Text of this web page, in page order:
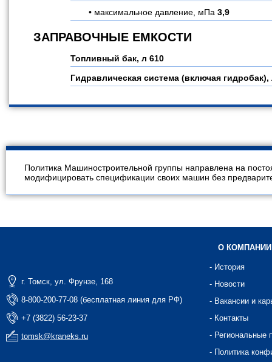
максимальное давление, мПа 3,9
ЗАПРАВОЧНЫЕ ЕМКОСТИ
Топливный бак, л 610
Гидравлическая система (включая
Политика Машиностроительной группы направлена на
модифицировать спецификации своих машин без
г. Томск, ул. Фрунзе, 168
8-800-200-77-08 (бесплатная линия для РФ)
+7 (3822) 56-23-37
tomsk@kraneks.ru
О КОМПАНИИ
- История
- Новости
- Вакансии и
- Контакты
- Региональные
- Политика